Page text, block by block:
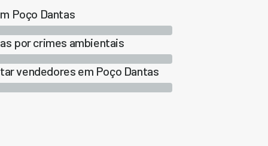
Poço Dantas
por crimes ambientais
vendedores em Poço Dantas